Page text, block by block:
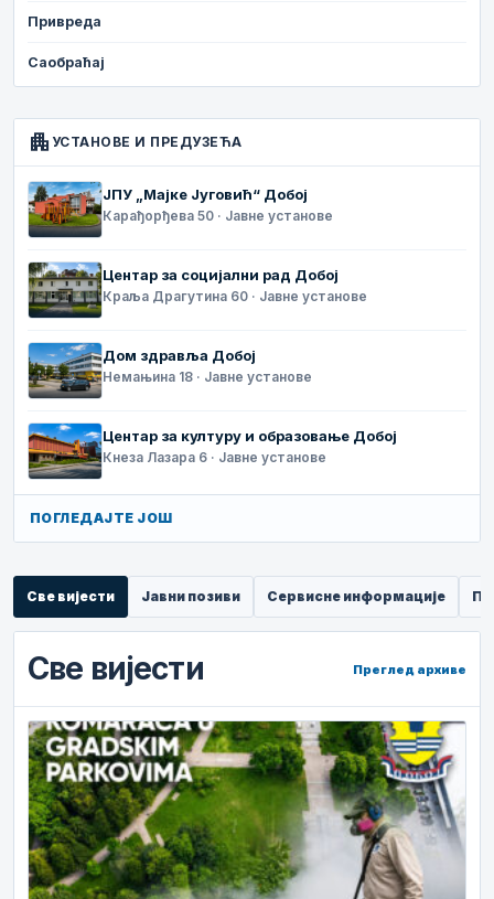
Привреда
Саобраћај
apartment УСТАНОВЕ И ПРЕДУЗЕЋА
ЈПУ „Мајке Југовић“ Добој
Карађорђева 50 · Јавне установе
Центар за социјални рад Добој
Краља Драгутина 60 · Јавне установе
Дом здравља Добој
Немањина 18 · Јавне установе
Центар за културу и образовање Добој
Кнеза Лазара 6 · Јавне установе
ПОГЛЕДАЈТЕ ЈОШ
Све вијести Јавни позиви Сервисне информације
Све вијести Преглед архиве